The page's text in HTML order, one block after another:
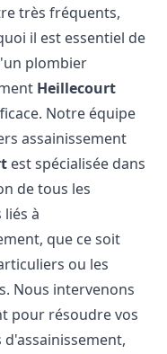
très fréquents,
il est essentiel de
plombier
Heillecourt
Notre équipe
assainissement
est spécialisée dans
de tous les
à
que ce soit
ou les
Nous intervenons
pour résoudre vos